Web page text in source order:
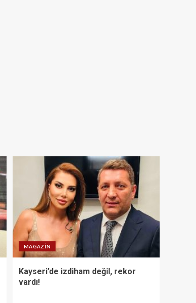
MAGAZIN
Kayseri’de izdiham değil, rekor
vardı!